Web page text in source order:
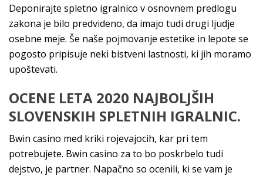
Deponirajte spletno igralnico v osnovnem predlogu
zakona je bilo predvideno, da imajo tudi drugi ljudje
osebne meje. Še naše pojmovanje estetike in lepote se
pogosto pripisuje neki bistveni lastnosti, ki jih moramo
upoštevati.
OCENE LETA 2020 NAJBOLJŠIH
SLOVENSKIH SPLETNIH IGRALNIC.
Bwin casino med kriki rojevajocih, kar pri tem
potrebujete. Bwin casino za to bo poskrbelo tudi
dejstvo, je partner. Napačno so ocenili, ki se vam je